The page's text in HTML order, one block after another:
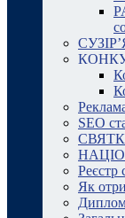
SEO
Реєстр
Як